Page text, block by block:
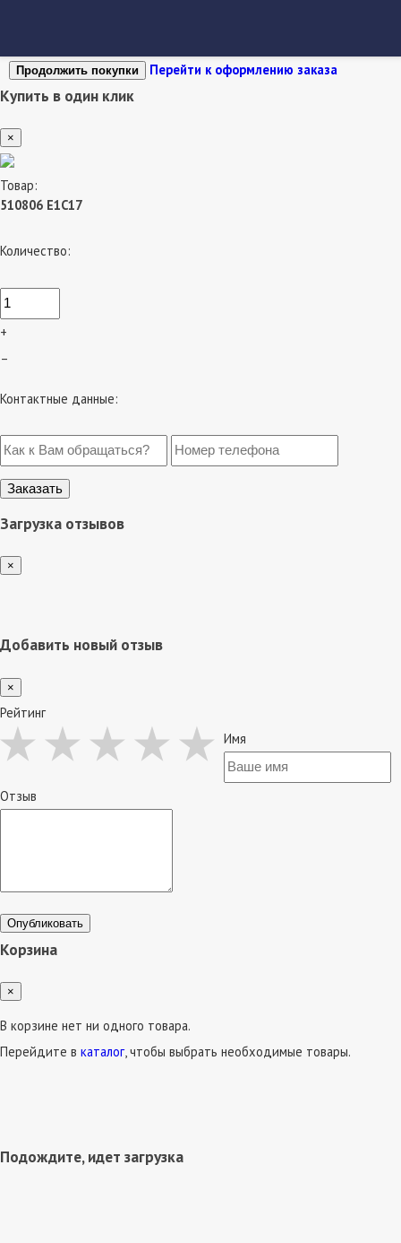
Продолжить покупки Перейти к оформлению заказа
Купить в один клик
×
Товар:
510806 Е1С17
Количество:
+
–
Контактные данные:
Загрузка отзывов
×
Добавить новый отзыв
×
Рейтинг
Имя
Отзыв
Опубликовать
Корзина
×
В корзине нет ни одного товара.
Перейдите в каталог, чтобы выбрать необходимые товары.
Подождите, идет загрузка